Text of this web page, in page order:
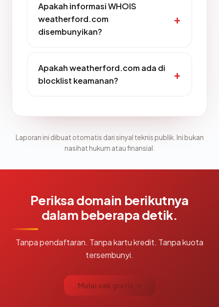
Apakah informasi WHOIS
weatherford.com
disembunyikan?
Apakah weatherford.com ada di
blocklist keamanan?
Laporan ini dibuat otomatis dari sinyal teknis publik. Ini bukan
nasihat hukum atau finansial.
Periksa domain berikutnya
dalam beberapa detik.
Tanpa pendaftaran. Tanpa kartu kredit. Tanpa kuota
tersembunyi.
Mulai cek gratis →